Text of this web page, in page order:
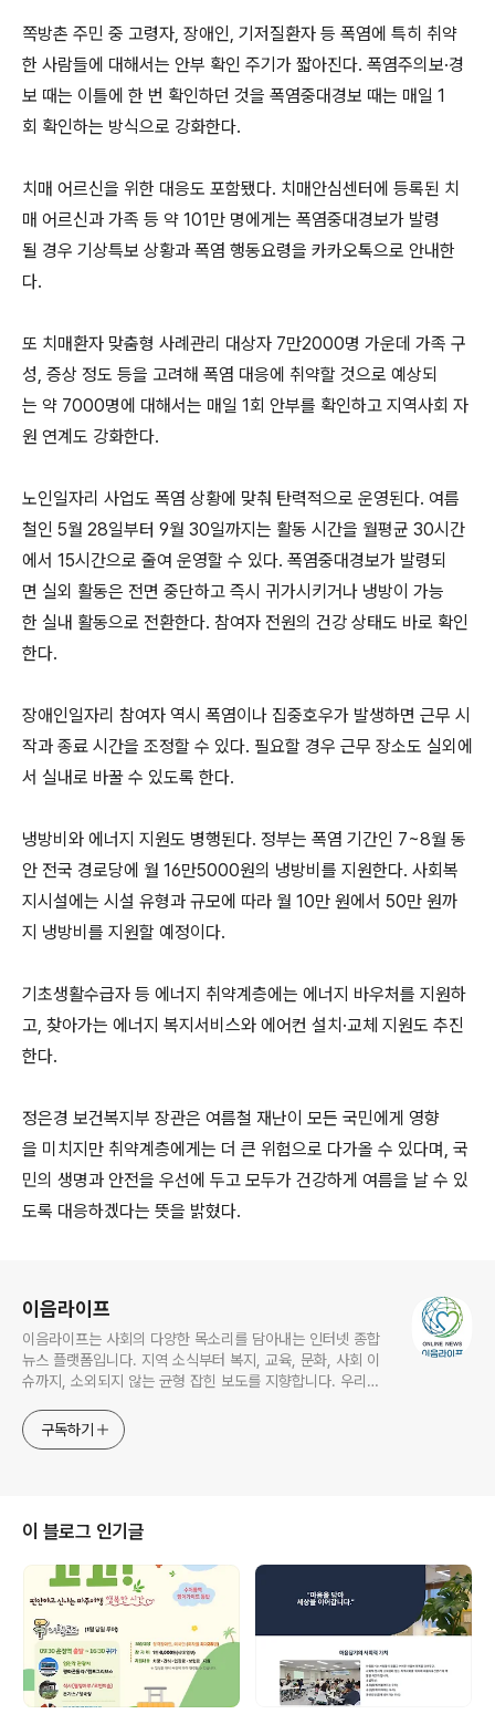
쪽방촌 주민 중 고령자, 장애인, 기저질환자 등 폭염에 특히 취약
한 사람들에 대해서는 안부 확인 주기가 짧아진다. 폭염주의보·경
보 때는 이틀에 한 번 확인하던 것을 폭염중대경보 때는 매일 1
회 확인하는 방식으로 강화한다.
치매 어르신을 위한 대응도 포함됐다. 치매안심센터에 등록된 치
매 어르신과 가족 등 약 101만 명에게는 폭염중대경보가 발령
될 경우 기상특보 상황과 폭염 행동요령을 카카오톡으로 안내한
다.
또 치매환자 맞춤형 사례관리 대상자 7만2000명 가운데 가족 구
성, 증상 정도 등을 고려해 폭염 대응에 취약할 것으로 예상되
는 약 7000명에 대해서는 매일 1회 안부를 확인하고 지역사회 자
원 연계도 강화한다.
노인일자리 사업도 폭염 상황에 맞춰 탄력적으로 운영된다. 여름
철인 5월 28일부터 9월 30일까지는 활동 시간을 월평균 30시간
에서 15시간으로 줄여 운영할 수 있다. 폭염중대경보가 발령되
면 실외 활동은 전면 중단하고 즉시 귀가시키거나 냉방이 가능
한 실내 활동으로 전환한다. 참여자 전원의 건강 상태도 바로 확인
한다.
장애인일자리 참여자 역시 폭염이나 집중호우가 발생하면 근무 시
작과 종료 시간을 조정할 수 있다. 필요할 경우 근무 장소도 실외에
서 실내로 바꿀 수 있도록 한다.
냉방비와 에너지 지원도 병행된다. 정부는 폭염 기간인 7~8월 동
안 전국 경로당에 월 16만5000원의 냉방비를 지원한다. 사회복
지시설에는 시설 유형과 규모에 따라 월 10만 원에서 50만 원까
지 냉방비를 지원할 예정이다.
기초생활수급자 등 에너지 취약계층에는 에너지 바우처를 지원하
고, 찾아가는 에너지 복지서비스와 에어컨 설치·교체 지원도 추진
한다.
정은경 보건복지부 장관은 여름철 재난이 모든 국민에게 영향
을 미치지만 취약계층에게는 더 큰 위험으로 다가올 수 있다며, 국
민의 생명과 안전을 우선에 두고 모두가 건강하게 여름을 날 수 있
도록 대응하겠다는 뜻을 밝혔다.
이음라이프
이음라이프는 사회의 다양한 목소리를 담아내는 인터넷 종합
뉴스 플랫폼입니다. 지역 소식부터 복지, 교육, 문화, 사회 이
슈까지, 소외되지 않는 균형 잡힌 보도를 지향합니다. 우리는
으로 하루하루 중요한 이야기들을 여러분께 전합니다. 작은 현
장의 목소리도 크게 울려 퍼질 수 있도록, 이음라이프는 늘 가
구독하기
이 블로그 인기글